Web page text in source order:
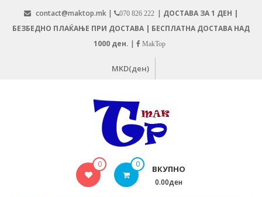
content
contact@maktop.mk | 070 826 222 | ДОСТАВА ЗА 1 ДЕН |
БЕЗБЕДНО ПЛАЌАЊЕ ПРИ ДОСТАВА | БЕСПЛАТНА ДОСТАВА НАД
1000 ден. | MakTop
MKD(ден)
MAKTOP.MK
0 0 ВКУПНО
0.00ден